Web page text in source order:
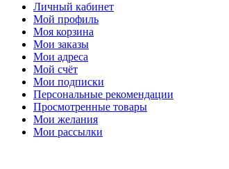
Личный кабинет
Мой профиль
Моя корзина
Мои заказы
Мои адреса
Мой счёт
Мои подписки
Персональные рекомендации
Просмотренные товары
Мои желания
Мои рассылки